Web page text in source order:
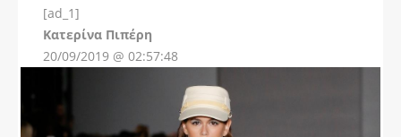
[ad_1]
Kατερίνα Πιπέρη
20/09/2019 @ 02:57:48